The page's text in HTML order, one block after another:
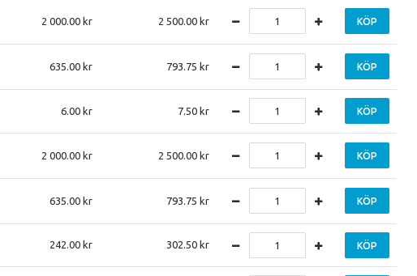
2 000.00 2 500.00 KÖP
635.00 793.75 KÖP
6.00 7.50 KÖP
2 000.00 2 500.00 KÖP
635.00 793.75 KÖP
242.00 302.50 KÖP